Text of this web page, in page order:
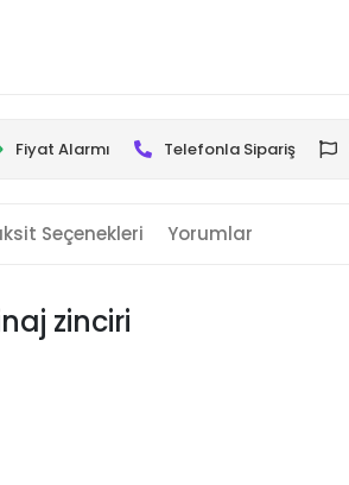
Fiyat Alarmı Telefonla Sipariş
Seçenekleri Yorumlar
zinciri